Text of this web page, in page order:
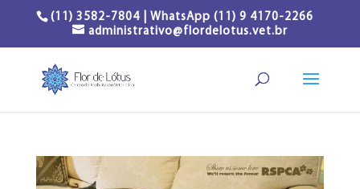
(11) 3582-7804 | WhatsApp (11) 9 4170-2266
administrativo@flordelotus.vet.br